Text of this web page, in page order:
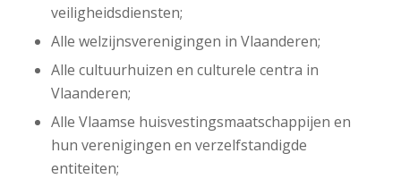
veiligheidsdiensten;
Alle welzijnsverenigingen in Vlaanderen;
Alle cultuurhuizen en culturele centra in
Vlaanderen;
Alle Vlaamse huisvestingsmaatschappijen en
hun verenigingen en verzelfstandigde
entiteiten;